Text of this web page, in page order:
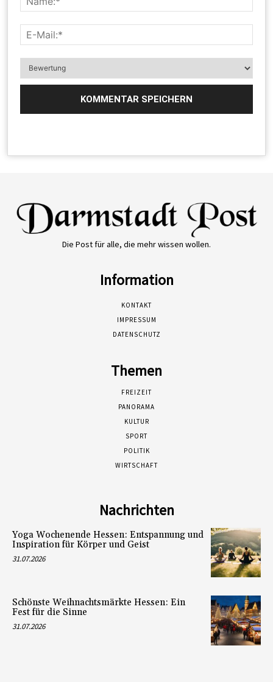
Die Post für alle, die mehr wissen wollen.
Information
KONTAKT
IMPRESSUM
DATENSCHUTZ
Themen
FREIZEIT
PANORAMA
KULTUR
SPORT
POLITIK
WIRTSCHAFT
Nachrichten
Yoga Wochenende Hessen: Entspannung und
Inspiration für Körper und Geist
31.07.2026
Schönste Weihnachtsmärkte Hessen: Ein
Fest für die Sinne
31.07.2026